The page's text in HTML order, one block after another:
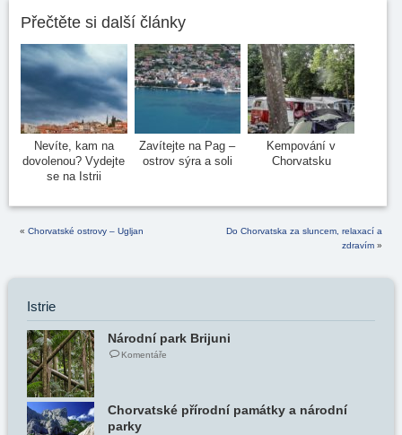
Přečtěte si další články
Nevíte, kam na
dovolenou? Vydejte
se na Istrii
Zavítejte na Pag –
ostrov sýra a soli
Kempování v
Chorvatsku
« Chorvatské ostrovy – Ugljan
Do Chorvatska za sluncem, relaxací a
zdravím »
Istrie
Národní park Brijuni
Komentáře
Chorvatské přírodní památky a národní
parky